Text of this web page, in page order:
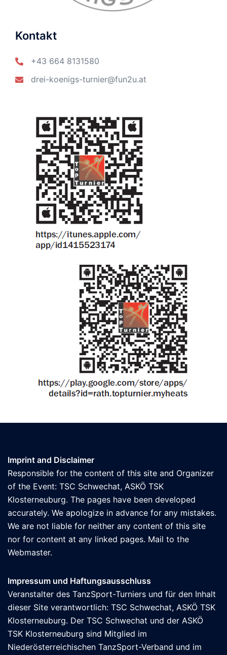
Kontakt
+43 664 8131580
drei-koenigs-turnier@fun2u.at
Imprint and Disclaimer
Responsible for the content of this site and Organizer
of the Event: TSC Schwechat, ASKÖ TSK
Klosterneuburg. The pages have been developed
accurately. We apologize in advance for any mistakes.
We are not liable for neither any content of this site
nor for content at any linked pages. Mail to the
Webmaster.
Impressum und Haftungsausschluss
Veranstalter des TanzSport-Turniers und für den Inhalt
dieser Site verantwortlich: TSC Schwechat, ASKÖ TSK
Klosterneuburg. Der TSC Schwechat und der ASKÖ
TSK Klosterneuburg sind Mitglied im
Niederösterreichischen TanzSport-Verband und im